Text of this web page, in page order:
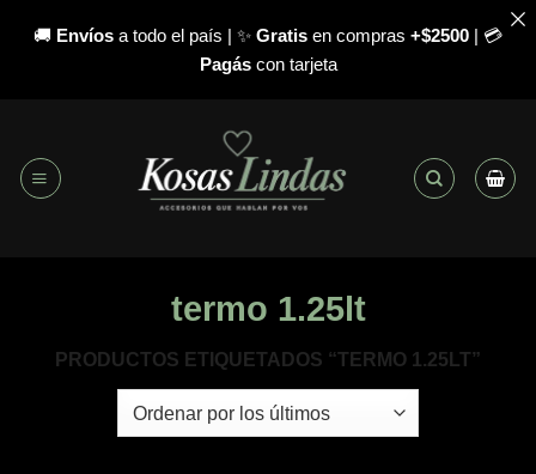
🚚 Envíos a todo el país | ✨ Gratis en compras +$2500 | 💳
Pagáscon tarjeta
contenido
termo 1.25lt
PRODUCTOS ETIQUETADOS “TERMO 1.25LT”